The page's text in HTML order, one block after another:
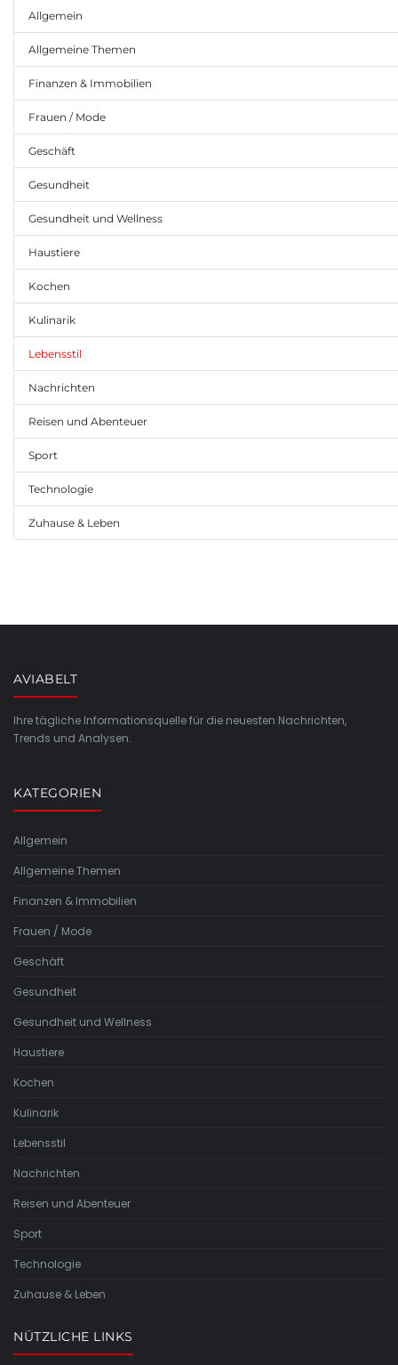
Allgemein
Allgemeine Themen
Finanzen & Immobilien
Frauen / Mode
Geschäft
Gesundheit
Gesundheit und Wellness
Haustiere
Kochen
Kulinarik
Lebensstil
Nachrichten
Reisen und Abenteuer
Sport
Technologie
Zuhause & Leben
AVIABELT
Ihre tägliche Informationsquelle für die neuesten Nachrichten,
Trends und Analysen.
KATEGORIEN
Allgemein
Allgemeine Themen
Finanzen & Immobilien
Frauen / Mode
Geschäft
Gesundheit
Gesundheit und Wellness
Haustiere
Kochen
Kulinarik
Lebensstil
Nachrichten
Reisen und Abenteuer
Sport
Technologie
Zuhause & Leben
NÜTZLICHE LINKS